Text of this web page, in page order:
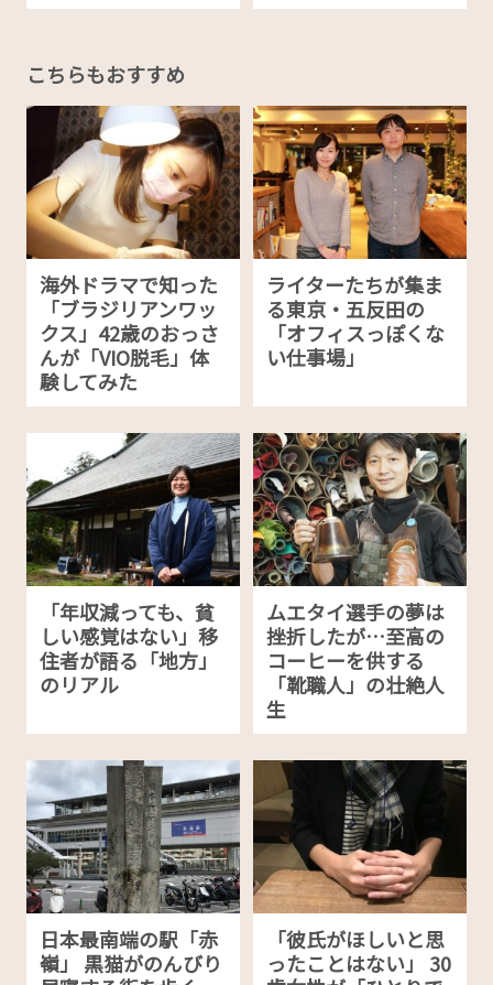
こちらもおすすめ
海外ドラマで知った
「ブラジリアンワッ
クス」42歳のおっさ
んが「VIO脱毛」体
験してみた
ライターたちが集ま
る東京・五反田の
「オフィスっぽくな
い仕事場」
「年収減っても、貧
しい感覚はない」移
住者が語る「地方」
のリアル
ムエタイ選手の夢は
挫折したが…至高の
コーヒーを供する
「靴職人」の壮絶人
生
日本最南端の駅「赤
嶺」 黒猫がのんびり
「彼氏がほしいと思
ったことはない」 30